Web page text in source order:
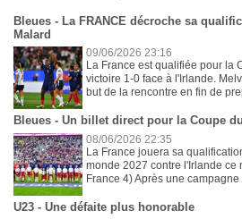
Bleues - La FRANCE décroche sa
Malard
09/06/2026 23:16
La France est qualifiée pour la
victoire 1-0 face à l'Irlande.
but de la rencontre en fin de
Bleues - Un billet direct pour la Coupe
08/06/2026 22:35
La France jouera sa
monde 2027 contre l'Irlande ce
France 4) Après une campagne
U23 - Une défaite plus honorable